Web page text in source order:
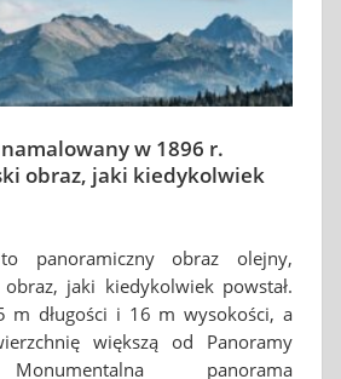
namalowany w 1896 r.
obraz, jaki kiedykolwiek
panoramiczny obraz olejny,
jaki kiedykolwiek powstał.
m długości i 16 m wysokości, a
większą od Panoramy
Monumentalna panorama